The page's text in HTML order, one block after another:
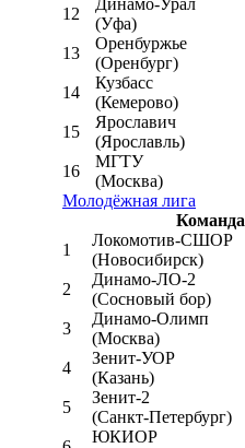
12
(Уфа)
13
Оренбуржье
(Оренбург)
14
Кузбасс
(Кемерово)
15
Ярославич
(Ярославль)
16
МГТУ
(Москва)
Молодёжная лига
Команда
1
Локомотив-CШОР
(Новосибирск)
2
Динамо-ЛО-2
(Сосновый бор)
3
Динамо-Олимп
(Москва)
4
Зенит-УОР
(Казань)
5
Зенит-2
(Санкт-Петербург)
ЮКИОР